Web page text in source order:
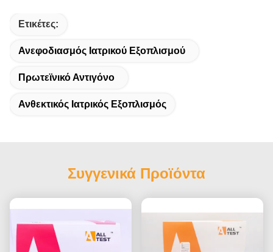
Ετικέτες:
Ανεφοδιασμός Ιατρικού Εξοπλισμού
Πρωτεϊνικό Αντιγόνο
Ανθεκτικός Ιατρικός Εξοπλισμός
Συγγενικά Προϊόντα